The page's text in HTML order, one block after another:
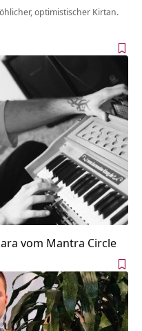
optimistischer Kirtan.
vom Mantra Circle